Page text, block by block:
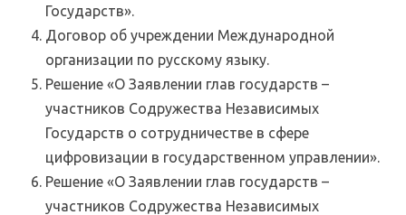
Государств».
Договор об учреждении Международной
организации по русскому языку.
Решение «О Заявлении глав государств –
участников Содружества Независимых
Государств о сотрудничестве в сфере
цифровизации в государственном управлении».
Решение «О Заявлении глав государств –
участников Содружества Независимых